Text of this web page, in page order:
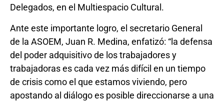
Delegados, en el Multiespacio Cultural.
Ante este importante logro, el secretario General
de la ASOEM, Juan R. Medina, enfatizó: “la defensa
del poder adquisitivo de los trabajadores y
trabajadoras es cada vez más difícil en un tiempo
de crisis como el que estamos viviendo, pero
apostando al diálogo es posible direccionarse a una